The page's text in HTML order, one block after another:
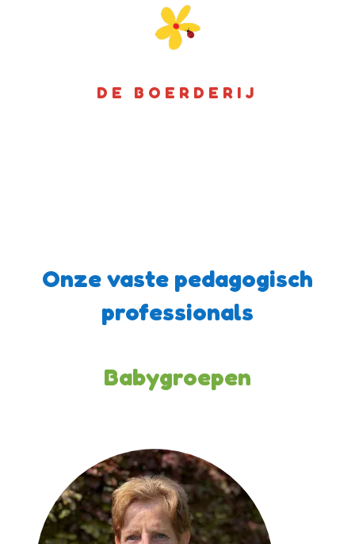
DE BOERDERIJ
Onze vaste pedagogisch
professionals
Babygroepen